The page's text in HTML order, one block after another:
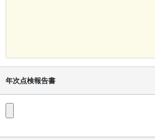
年次点検報告書